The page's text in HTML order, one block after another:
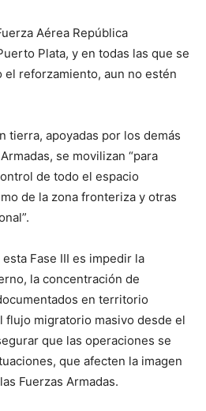
Aérea República
Plata, y en todas las que se
reforzamiento, aun no estén
tierra, apoyadas por los demás
se movilizan “para
de todo el espacio
de la zona fronteriza y otras
Fase III es impedir la
la concentración de
en territorio
flujo migratorio masivo desde el
que las operaciones se
que afecten la imagen
Fuerzas Armadas.